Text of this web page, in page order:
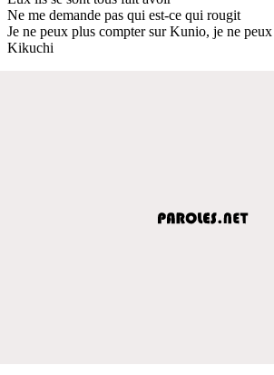
Ne me demande pas qui est-ce qui rougit
Je ne peux plus compter sur Kunio, je ne
Kikuchi